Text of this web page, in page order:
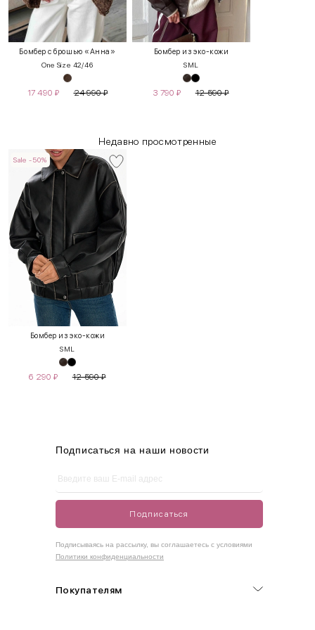
Бомбер с брошью «Анна»
One Size 42/46
17 490 ₽ 24 990₽
Бомбер из эко-кожи
SML
3 790 ₽ 12 590₽
Недавно просмотренные
Sale -50%
Бомбер из эко-кожи
SML
6 290 ₽ 12 590₽
INT RUS
XS 40-42
42-50
Как правильно себя обмерить
Измеряется по самым выступающим точкам.
Покупателям
Подписаться на наши новости
Подписаться
Подписываясь на рассылку, вы соглашаетесь с условиями
Политики конфиденциальности